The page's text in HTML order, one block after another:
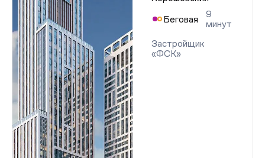
Беговая
9
минут
Застройщик
«ФСК»